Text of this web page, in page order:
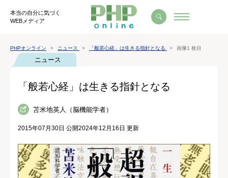
本当の自分に気づく
WEBメディア
PHPオンライン ニュース 「般若心経」は生きる指針となる 画像1 枚目
ニュース
「般若心経」は生きる指針となる
苫米地英人（脳機能学者）
2015年07月30日 公開2024年12月16日 更新